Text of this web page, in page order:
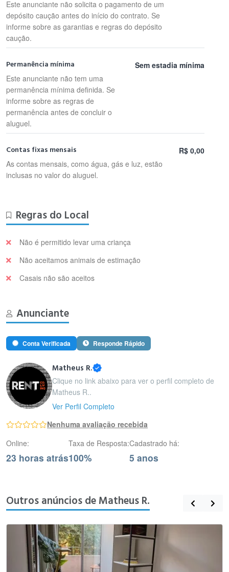
Este anunciante não solicita o pagamento de um
depósito caução antes do início do contrato. Se
informe sobre as garantias e regras do depósito
caução.
Permanência mínima
Este anunciante não tem uma
permanência mínima definida. Se
informe sobre as regras de
permanência antes de concluir o
aluguel.
Sem estadia mínima
Contas fixas mensais
As contas mensais, como água, gás e luz, estão
inclusas no valor do aluguel.
R$ 0,00
Regras do Local
Não é permitido levar uma criança
Não aceitamos animais de estimação
Casais não são aceitos
Anunciante
Conta Verificada Responde Rápido
Matheus R.
Clique no link abaixo para ver o perfil completo de
Matheus R..
Ver Perfil Completo
Nenhuma avaliação recebida
Online:
23 horas atrás
Taxa de Resposta:
100%
Cadastrado há:
5 anos
Outros anúncios de Matheus R.